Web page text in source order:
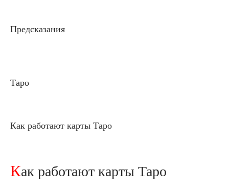
Предсказания
Таро
Как работают карты Таро
Как работают карты Таро